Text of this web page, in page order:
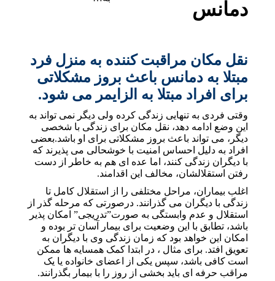
دمانس
نقل مکان مراقبت کننده به منزل فرد
مبتلا به دمانس باعث بروز مشکلاتی
برای افراد مبتلا به الزایمر می شود.
وقتی فردی به تنهایی زندگی کرده ولی دیگر نمی تواند به
این وضع ادامه دهد، نقل مکان برای زندگی با شخصی
دیگر، می تواند باعث بروز مشکلاتی برای او باشد.بعضی
افراد به دلیل احساس امنیت با خوشحالی می پذیرند که
با دیگران زندگی کنند، اما عده ای هم به خاطر از دست
رفتن استقلالشان، مخالف این اقدامند.
اغلب بیماران، مراحل مختلفی را از استقلال کامل تا
زندگی با دیگران می گذرانند. درصورتی که مرحله گذر از
استقلال و عدم وابستگی به صورت”تدریجی” امکان پذیر
باشد، تطابق با این وضعیت برای بیمار آسان تر بوده و
امکان این خواهد بود که زمان زندگی وی با دیگران به
تعویق افتد. برای مثال ، در ابتدا کمک همسایه ها ممکن
است کافی باشد، سپس یکی از اعضای خانواده یا یک
مراقب حرفه ای باید بخشی از روز را با بیمار بگذرانند.